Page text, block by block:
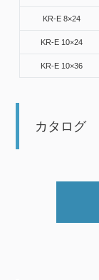
KR-E 8×24
KR-E 10×24
KR-E 10×36
カタログ